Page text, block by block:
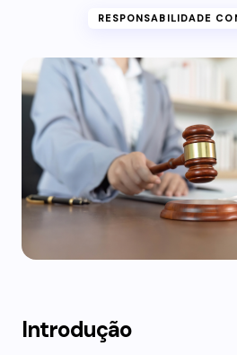
RESPONSABILIDADE
Introdução